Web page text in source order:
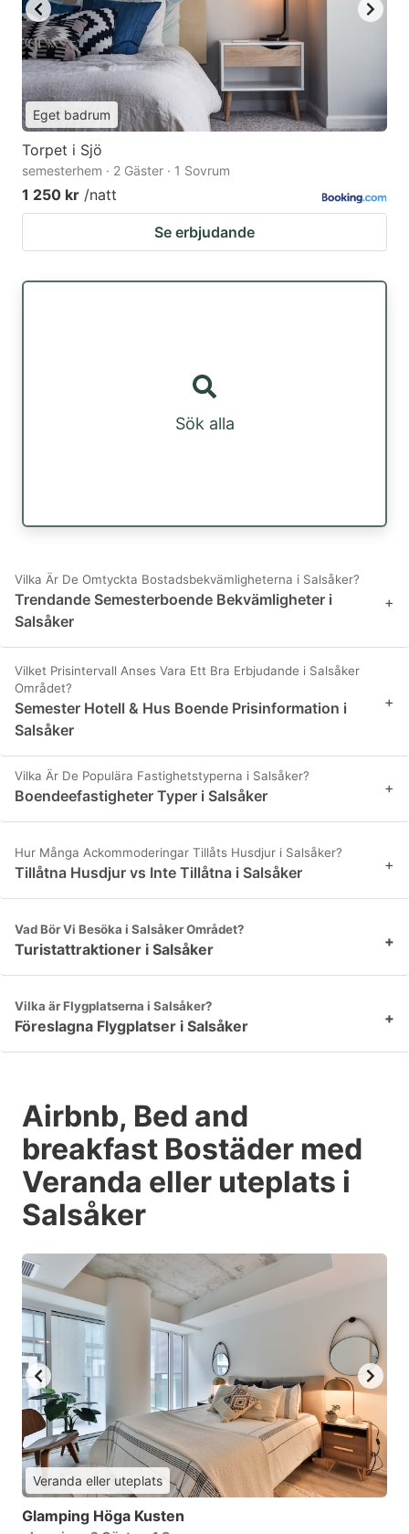
Eget badrum
Torpet i Sjö
semesterhem · 2 Gäster · 1 Sovrum
1 250 kr /natt
Se erbjudande
Sök alla
Vilka Är De Omtyckta Bostadsbekvämligheterna i Salsåker?
Trendande Semesterboende Bekvämligheter i
Salsåker
+
Vilket Prisintervall Anses Vara Ett Bra Erbjudande i Salsåker
Området?
Semester Hotell & Hus Boende Prisinformation i
Salsåker
+
Vilka Är De Populära Fastighetstyperna i Salsåker?
Boendeefastigheter Typer i Salsåker +
Hur Många Ackommoderingar Tillåts Husdjur i Salsåker?
Tillåtna Husdjur vs Inte Tillåtna i Salsåker +
Vad Bör Vi Besöka i Salsåker Området?
Turistattraktioner i Salsåker +
Vilka är Flygplatserna i Salsåker?
Föreslagna Flygplatser i Salsåker +
Airbnb, Bed and
breakfast Bostäder med
Veranda eller uteplats i
Salsåker
Veranda eller uteplats
Glamping Höga Kusten